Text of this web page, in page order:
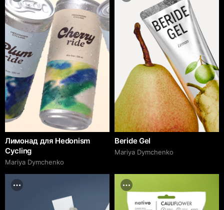
Лимонад для Hedonism
Cycling
Mariya Dymchenko
Beride Gel
Mariya Dymchenko